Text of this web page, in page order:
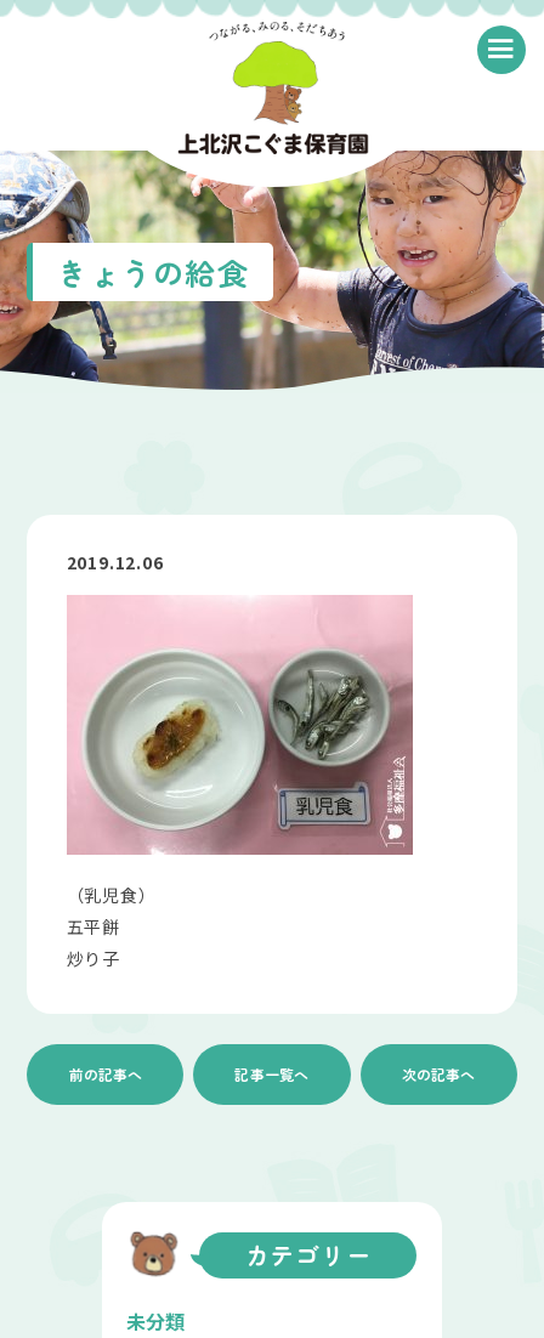
≡
きょうの給食
2019.12.06
（乳児食）
五平餅
炒り子
前の記事へ 記事一覧へ 次の記事へ
カテゴリー
未分類